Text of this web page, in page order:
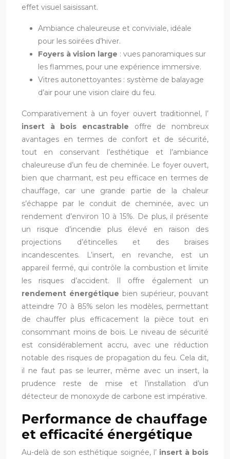
effet visuel saisissant.
Ambiance chaleureuse et conviviale, idéale
pour les soirées d’hiver.
Foyers à vision large : vues panoramiques sur
les flammes, pour une expérience immersive.
Vitres autonettoyantes : système de balayage
d’air pour une vision claire du feu.
Comparativement à un foyer ouvert traditionnel, l’
insert à bois encastrable offre de nombreux
avantages en termes de confort et de sécurité,
tout en conservant l’esthétique et l’ambiance
chaleureuse d’un feu de cheminée. Le foyer ouvert,
bien que charmant, est peu efficace en termes de
chauffage, car une grande partie de la chaleur
s’échappe par le conduit de cheminée, avec un
rendement d’environ 10 à 15%. De plus, il présente
un risque d’incendie plus élevé en raison des
projections d’étincelles et des braises
incandescentes. L’insert, en revanche, est un
appareil fermé, qui contrôle la combustion et limite
les risques d’accident. Il offre également un
rendement énergétique bien supérieur, pouvant
atteindre 70 à 85% selon les modèles, permettant
de chauffer plus efficacement la pièce tout en
consommant moins de bois. Le niveau de sécurité
est considérablement accru, avec une réduction
notable des risques de propagation du feu. Cela dit,
il ne faut pas se leurrer, même avec un insert, la
prudence reste de mise et l’installation d’un
détecteur de monoxyde de carbone est impérative.
Performance de chauffage
et efficacité énergétique
Au-delà de son esthétique soignée, l’ insert à bois